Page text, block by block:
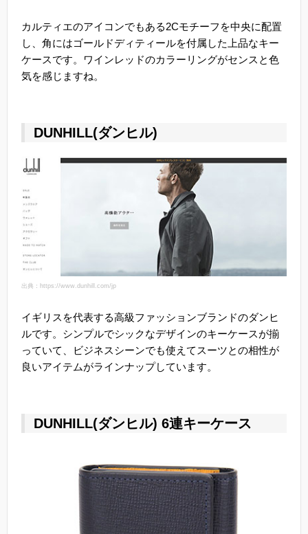
カルティエのアイコンでもある2Cモチーフを中央に配置
し、角にはゴールドディティールを付属した上品なキー
ケースです。ワインレッドのカラーリングがセンスと色
気を感じますね。
DUNHILL(ダンヒル)
出典：https://www.dunhill.com/jp
イギリスを代表する高級ファッションブランドのダンヒ
ルです。シンプルでシックなデザインのキーケースが揃
っていて、ビジネスシーンでも使えてスーツとの相性が
良いアイテムがラインナップしています。
DUNHILL(ダンヒル) 6連キーケース